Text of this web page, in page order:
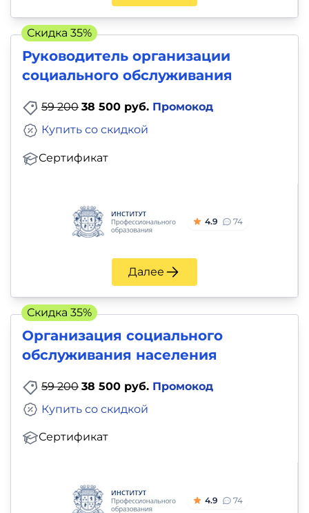
Руководитель организации
социального обслуживания
59 200 38 500 руб. Промокод
Сертификат
Купить со скидкой
4.9 74
Далее
Скидка 35%
Организация социального
обслуживания населения
59 200 38 500 руб. Промокод
Сертификат
Купить со скидкой
4.9 74
Скидка 35%